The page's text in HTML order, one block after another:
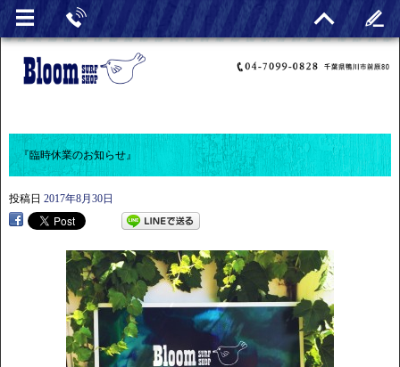
『臨時休業のお知らせ』
投稿日 2017年8月30日